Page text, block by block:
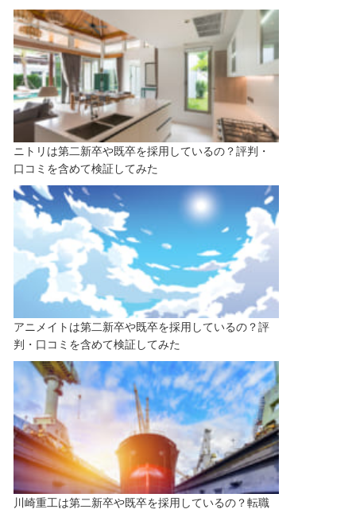
ニトリは第二新卒や既卒を採用しているの？評判・
口コミを含めて検証してみた
アニメイトは第二新卒や既卒を採用しているの？評
判・口コミを含めて検証してみた
川崎重工は第二新卒や既卒を採用しているの？転職